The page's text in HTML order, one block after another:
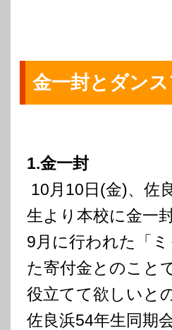
金一封とダン
1.金一封
10月10日(金)、佐
生より本校に金一
9月に行われた「
た寄付金とのこと
役立てて欲しいと
佐良浜54年生同期